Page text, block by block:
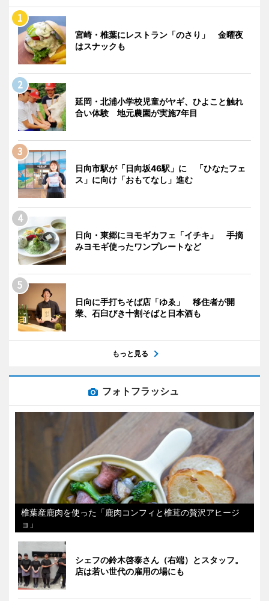
宮崎・椎葉にレストラン「のさり」 金曜夜
はスナックも
延岡・北浦小学校児童がヤギ、ひよこと触れ
合い体験 地元農園が実施7年目
日向市駅が「日向坂46駅」に 「ひなたフェ
ス」に向け「おもてなし」進む
日向・東郷にヨモギカフェ「イチキ」 手摘
みヨモギ使ったワンプレートなど
日向に手打ちそば店「ゆゑ」 移住者が開
業、石臼びき十割そばと日本酒も
もっと見る
フォトフラッシュ
椎葉産鹿肉を使った「鹿肉コンフィと椎茸の贅沢アヒージ
ョ」
シェフの鈴木啓泰さん（右端）とスタッフ。
店は若い世代の雇用の場にも